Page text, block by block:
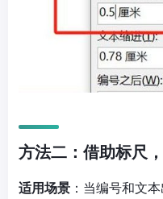
方法二：借助标尺
适用场景 ：当编号和文